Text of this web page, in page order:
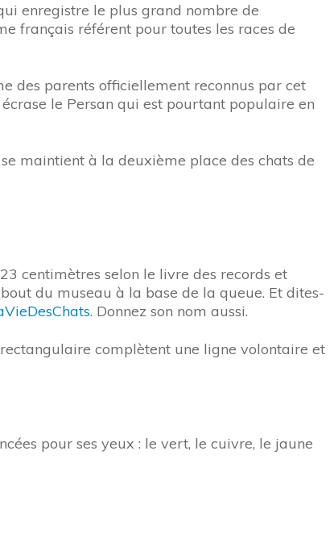
enregistre le plus grand nombre de
français référent pour toutes les races de
des parents officiellement reconnus par cet
le Persan qui est pourtant populaire en
maintient à la deuxième place des chats de
centimètres selon le livre des records et
du museau à la base de la queue. Et dites-
. Donnez son nom aussi.
complètent une ligne volontaire et
pour ses yeux : le vert, le cuivre, le jaune